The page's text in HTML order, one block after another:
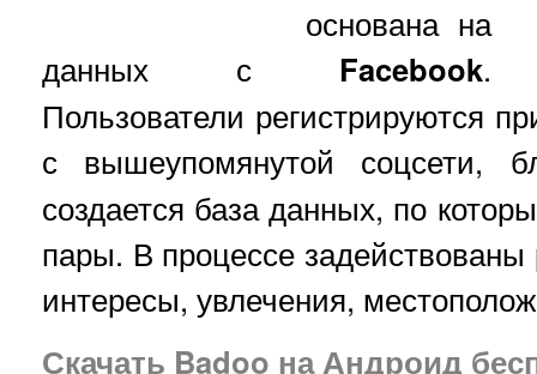
основана на
данных с Facebook.
Пользователи регистрируются
с вышеупомянутой соцсети,
создается база данных, по
пары. В процессе
интересы, увлечения,
Скачать Badoo на Андроид